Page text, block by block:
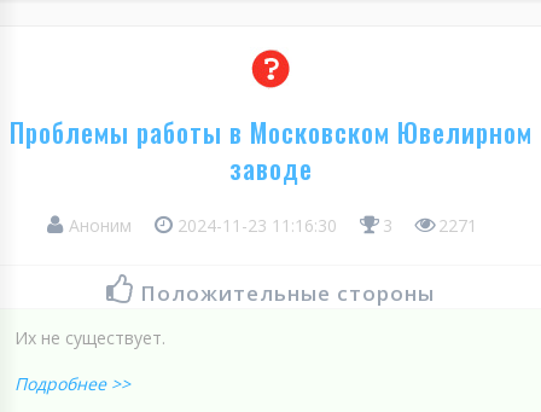
Проблемы работы в Московском Ювелирном
заводе
Аноним 2024-11-23 11:16:30 3 2271
Положительные стороны
Их не существует.
Подробнее >>